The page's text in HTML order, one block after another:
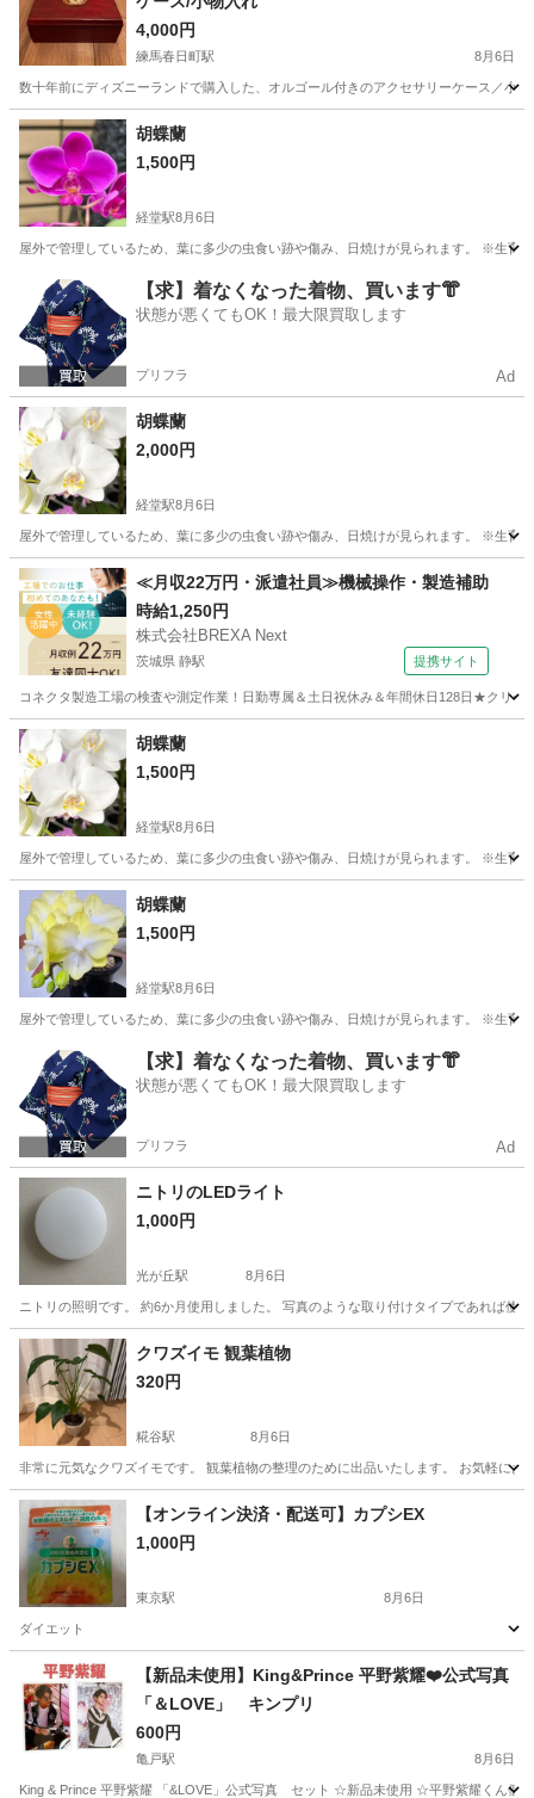
4,000円
練馬春日町駅 8月6日
数十年前にディズニーランドで購入した、オルゴール付きのアクセサリーケース／小
東京 練馬区 練馬春日町駅
胡蝶蘭
1,500円
経堂駅8月6日
屋外で管理しているため、葉に多少の虫食い跡や傷み、日焼けが見られます。 ※生育
東京 世田谷区 経堂駅 その他 胡蝶蘭
【求】着なくなった着物、買います👘
状態が悪くてもOK！最大限買取します
プリフラ Ad
胡蝶蘭
2,000円
経堂駅8月6日
屋外で管理しているため、葉に多少の虫食い跡や傷み、日焼けが見られます。 ※生育
東京 世田谷区 経堂駅 その他 胡蝶蘭
≪月収22万円・派遣社員≫機械操作・製造補助
時給1,250円
株式会社BREXA Next
茨城県 静駅 提携サイト
コネクタ製造工場の検査や測定作業！日勤専属＆土日祝休み＆年間休日128日★クリ
茨城 常陸大宮市 静駅
胡蝶蘭
1,500円
経堂駅8月6日
屋外で管理しているため、葉に多少の虫食い跡や傷み、日焼けが見られます。 ※生育
東京 世田谷区 経堂駅
胡蝶蘭
1,500円
経堂駅8月6日
屋外で管理しているため、葉に多少の虫食い跡や傷み、日焼けが見られます。 ※生育
東京 世田谷区 経堂駅 その他
【求】着なくなった着物、買います👘
状態が悪くてもOK！最大限買取します
プリフラ Ad
ニトリのLEDライト
1,000円
光が丘駅 8月6日
ニトリの照明です。 約6か月使用しました。 写真のような取り付けタイプであれば
東京 練馬区 光が丘駅 その他
クワズイモ 観葉植物
320円
糀谷駅 8月6日
非常に元気なクワズイモです。 観葉植物の整理のために出品いたします。 お気軽に
東京 大田区 糀谷駅 その他
【オンライン決済・配送可】カプシEX
1,000円
東京駅 8月6日
ダイエット
東京 中央区 東京駅 その他
【新品未使用】King&Prince 平野紫耀❤️公式写真
「＆LOVE」 キンプリ
600円
亀戸駅 8月6日
King & Prince 平野紫耀 「&LOVE」公式写真 セット ☆新品未使用 ☆平野紫耀くん個人